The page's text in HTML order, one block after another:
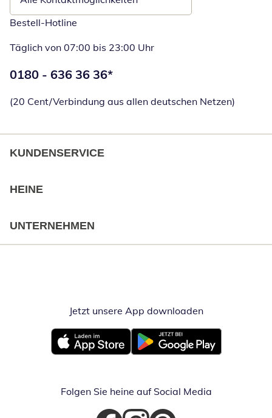
Bestell-Hotline
Täglich von 07:00 bis 23:00 Uhr
Telefonnummer:
0180 - 636 36 36*
(20 Cent/Verbindung aus allen deutschen Netzen)
KUNDENSERVICE
HEINE
UNTERNEHMEN
Jetzt unsere App downloadenÖffnet in
Öffnet in neuem FensterÖffnet in neuem Fenster
Folgen Sie heine auf Social Media